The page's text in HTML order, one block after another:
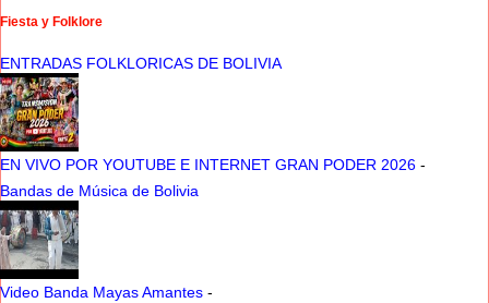
Fiesta y Folklore
ENTRADAS FOLKLORICAS DE BOLIVIA
EN VIVO POR YOUTUBE E INTERNET GRAN PODER 2026 -
Bandas de Música de Bolivia
Video Banda Mayas Amantes -